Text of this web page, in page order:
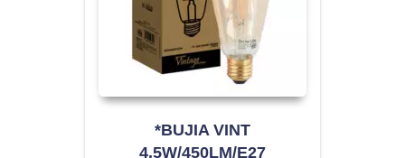
*BUJIA VINT
4.5W/450LM/E27